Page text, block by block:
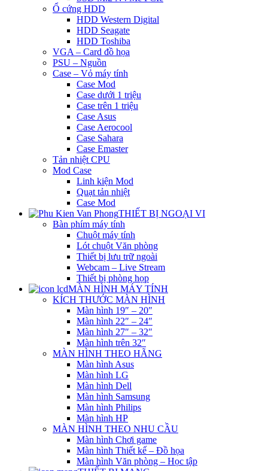
Ổ cứng HDD
HDD Western Digital
HDD Seagate
HDD Toshiba
VGA – Card đồ họa
PSU – Nguồn
Case – Vỏ máy tính
Case Mod
Case dưới 1 triệu
Case trên 1 triệu
Case Asus
Case Aerocool
Case Sahara
Case Emaster
Tản nhiệt CPU
Mod Case
Linh kiện Mod
Quạt tản nhiệt
Case Mod
THIẾT BỊ NGOẠI VI
Bàn phím máy tính
Chuột máy tính
Lót chuột Văn phòng
Thiết bị lưu trữ ngoài
Webcam – Live Stream
Thiết bị phòng họp
MÀN HÌNH MÁY TÍNH
KÍCH THƯỚC MÀN HÌNH
Màn hình 19″ – 20″
Màn hình 22″ – 24″
Màn hình 27″ – 32″
Màn hình trên 32″
MÀN HÌNH THEO HÃNG
Màn hình Asus
Màn hình LG
Màn hình Dell
Màn hình Samsung
Màn hình Philips
Màn hình HP
MÀN HÌNH THEO NHU CẦU
Màn hình Chơi game
Màn hình Thiết kế – Đồ họa
Màn hình Văn phòng – Học tập